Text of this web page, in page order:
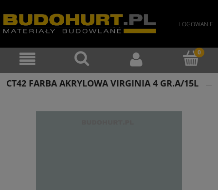
LOGOWANIE
CT42 FARBA AKRYLOWA VIRGINIA 4 GR.A/15L